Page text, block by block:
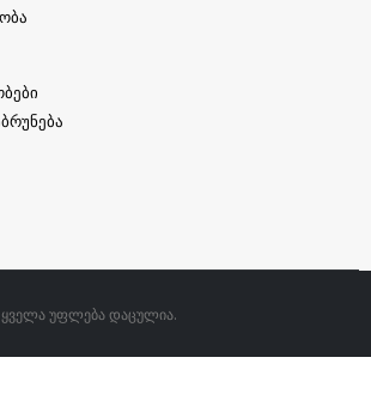
ყველა უფლება დაცულია.